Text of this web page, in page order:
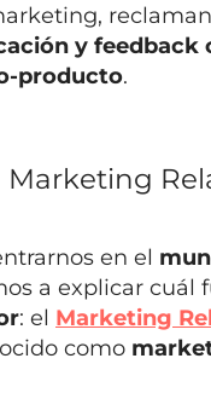
y feedback
producto.
Marketing
en el
a explicar cuál
: el Marketing
como